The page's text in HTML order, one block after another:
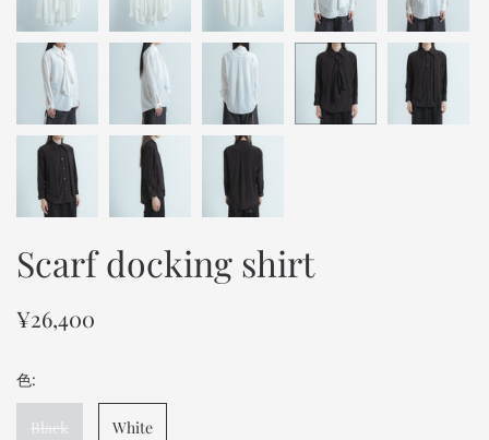
Scarf docking shirt
¥26,400
色:
Black White